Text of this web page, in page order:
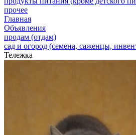
прочее
Главная
Объявления
продам (отдам)
сад и огород (семена, саженцы,
Тележка